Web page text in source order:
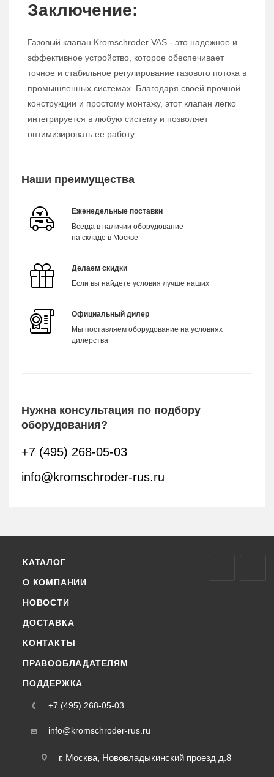
Заключение:
Газовый клапан Kromschroder VAS - это надежное и
эффективное устройство, которое обеспечивает
точное и стабильное регулирование газового потока в
промышленных системах. Благодаря своей прочной
конструкции и простому монтажу, этот клапан легко
интегрируется в любую систему и позволяет
оптимизировать ее работу.
Наши преимущества
Еженедельные поставки
Всегда в наличии оборудование
на складе в Москве
Делаем скидки
Если вы найдете условия лучше наших
Официальный дилер
Мы поставляем оборудование на условиях
дилерства
Нужна консультация по подбору
оборудования?
+7 (495) 268-05-03
info@kromschroder-rus.ru
КАТАЛОГ
О КОМПАНИИ
НОВОСТИ
ДОСТАВКА
КОНТАКТЫ
ПРАВООБЛАДАТЕЛЯМ
ПОДДЕРЖКА
+7 (495) 268-05-03
info@kromschroder-rus.ru
г. Москва, Нововладыкинский проезд д.8